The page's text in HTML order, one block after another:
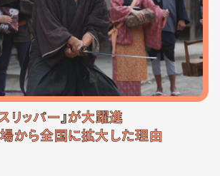
リッパー』が大躍進
から全国に拡大した理由